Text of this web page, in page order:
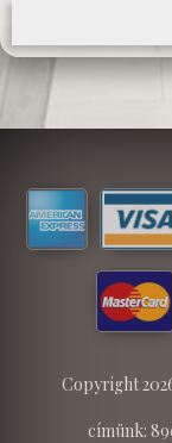
Copyright
címünk: